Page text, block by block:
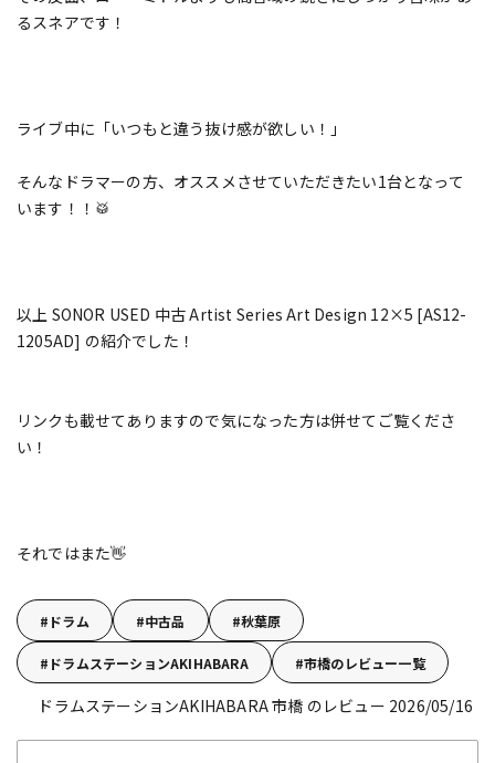
るスネアです！
ライブ中に「いつもと違う抜け感が欲しい！」
そんなドラマーの方、オススメさせていただきたい1台となって
います！！🥁
以上 SONOR USED 中古 Artist Series Art Design 12×5 [AS12-
1205AD] の紹介でした！
リンクも載せてありますので気になった方は併せてご覧くださ
い！
それではまた👋
ドラム 中古品 秋葉原
ドラムステーションAKIHABARA 市橋のレビュー一覧
ドラムステーションAKIHABARA 市橋 のレビュー 2026/05/16